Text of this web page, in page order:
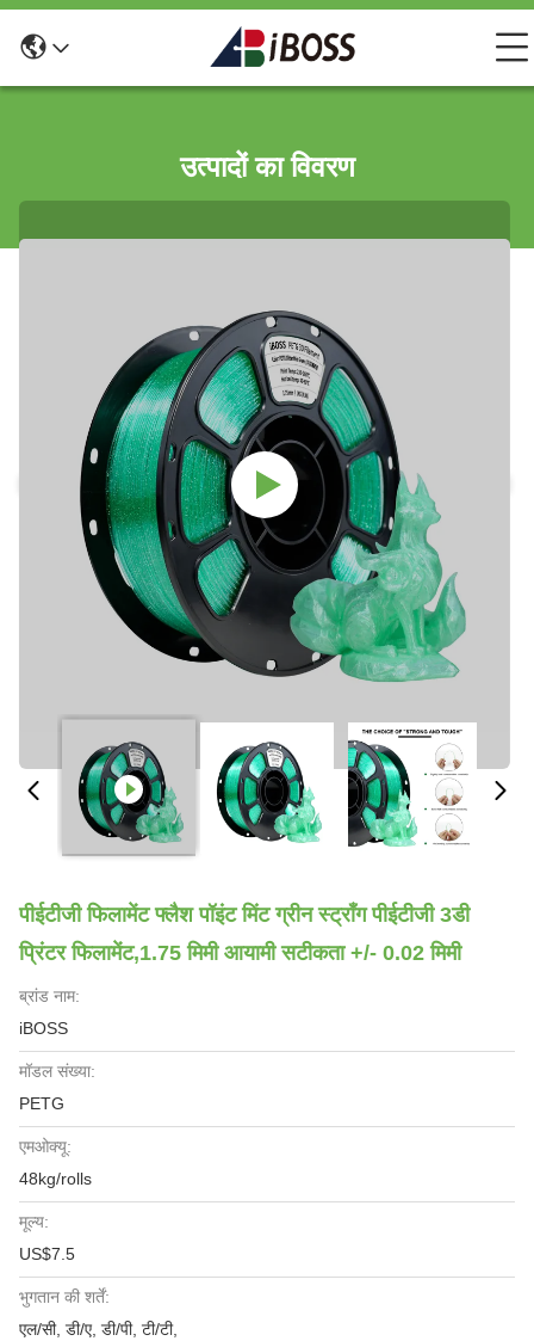
उत्पादों का विवरण
पीईटीजी फिलामेंट फ्लैश पॉइंट मिंट ग्रीन स्ट्रॉंग पीईटीजी 3डी
प्रिंटर फिलामेंट,1.75 मिमी आयामी सटीकता +/- 0.02 मिमी
ब्रांड नाम:
iBOSS
मॉडल संख्या:
PETG
एमओक्यू:
48kg/rolls
मूल्य:
US$7.5
भुगतान की शर्तें:
एल/सी, डी/ए, डी/पी, टी/टी,